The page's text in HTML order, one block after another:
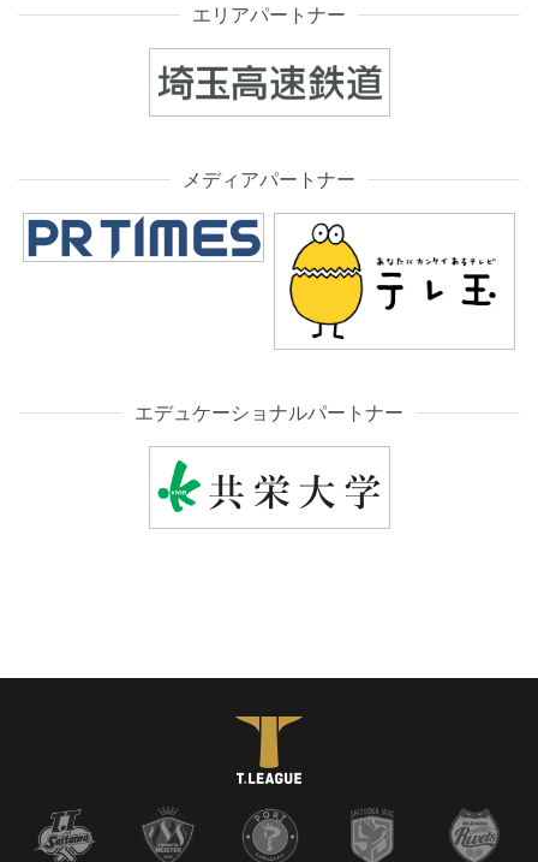
エリアパートナー
メディアパートナー
エデュケーショナルパートナー